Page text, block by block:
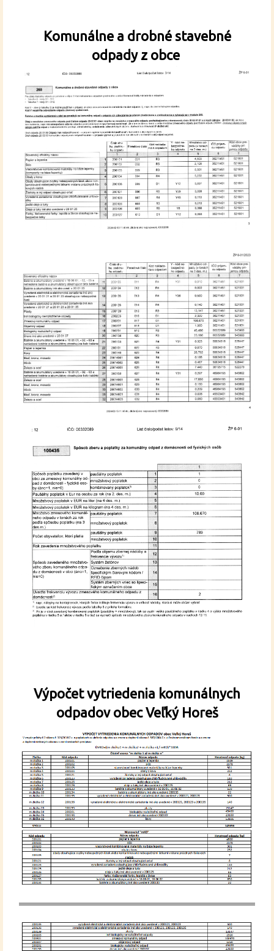
Komunálne a drobné stavebné
odpady z obce
Výpočet vytriedenia komunálnych
odpadov obec Veľký Horeš